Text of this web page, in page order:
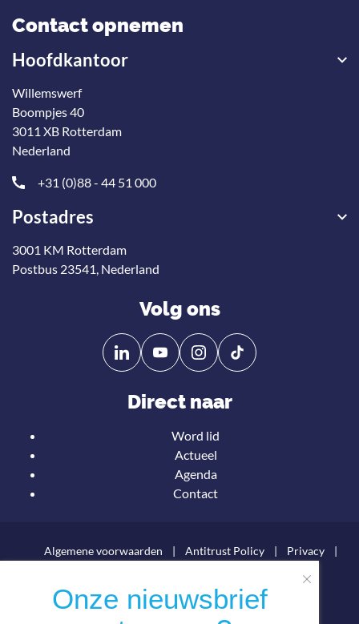
Contact opnemen
Hoofdkantoor
Willemswerf
Boompjes 40
3011 XB Rotterdam
Nederland
+31 (0)88 - 44 51 000
Postadres
3001 KM Rotterdam
Postbus 23541, Nederland
Volg ons
Volg
ons
Linkedin
Volg
ons
YouTube
Direct naar
Word lid
Actueel
Agenda
Contact
Algemene voorwaarden Antitrust Policy
Privacy
Netherlands Maritime Technology © 2026
Onze nieuwsbrief
ontvangen?